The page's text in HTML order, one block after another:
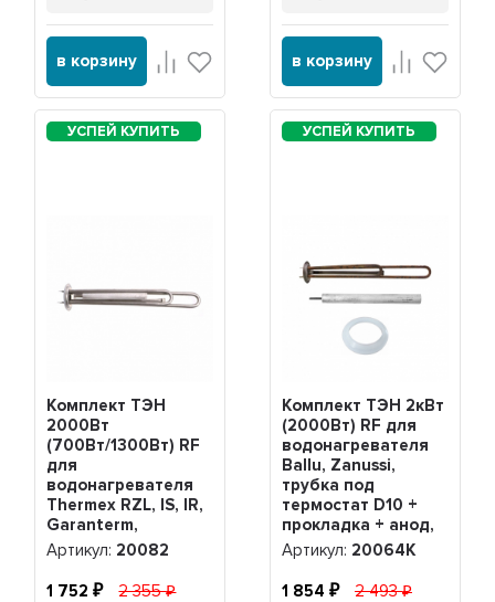
в корзину в корзину
Комплект ТЭН
2000Вт
(700Вт/1300Вт) RF
для
водонагревателя
Thermex RZL, IS, IR,
Garanterm,
Electrolux EWH,
нерж. + анод,
20082
Артикул: 20082
1 752 2 355
Комплект ТЭН 2кВт
(2000Вт) RF для
водонагревателя
Ballu, Zanussi,
трубка под
термостат D10 +
прокладка + анод,
20064K
Артикул: 20064K
1 854 2 493